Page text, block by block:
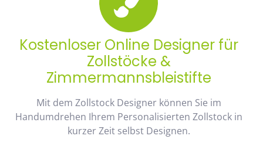
Kostenloser Online Designer für
Zollstöcke &
Zimmermannsbleistifte
Mit dem Zollstock Designer können Sie im
Handumdrehen Ihrem Personalisierten Zollstock in
kurzer Zeit selbst Designen.